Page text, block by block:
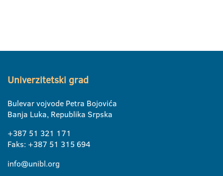
Univerzitetski grad
Bulevar vojvode Petra Bojovića
Banja Luka, Republika Srpska
+387 51 321 171
Faks: +387 51 315 694
info@unibl.org